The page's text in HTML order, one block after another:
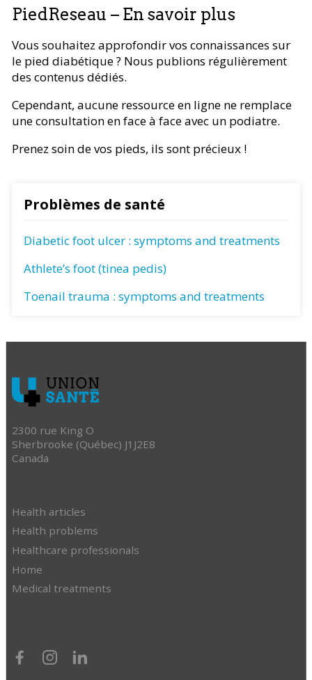
PiedReseau – En savoir plus
Vous souhaitez approfondir vos connaissances sur
le pied diabétique ? Nous publions régulièrement
des contenus dédiés.
Cependant, aucune ressource en ligne ne remplace
une consultation en face à face avec un podiatre.
Prenez soin de vos pieds, ils sont précieux !
Problèmes de santé
Diabetic foot ulcer : symptoms and treatments
Athlete’s foot (tinea pedis)
Toenail trauma : symptoms and treatments
2300 rue King O
Sherbrooke (Québec) J1J2E8
Canada
Health articles
Health problems
Healthcare professionals
Home
Medical treatments